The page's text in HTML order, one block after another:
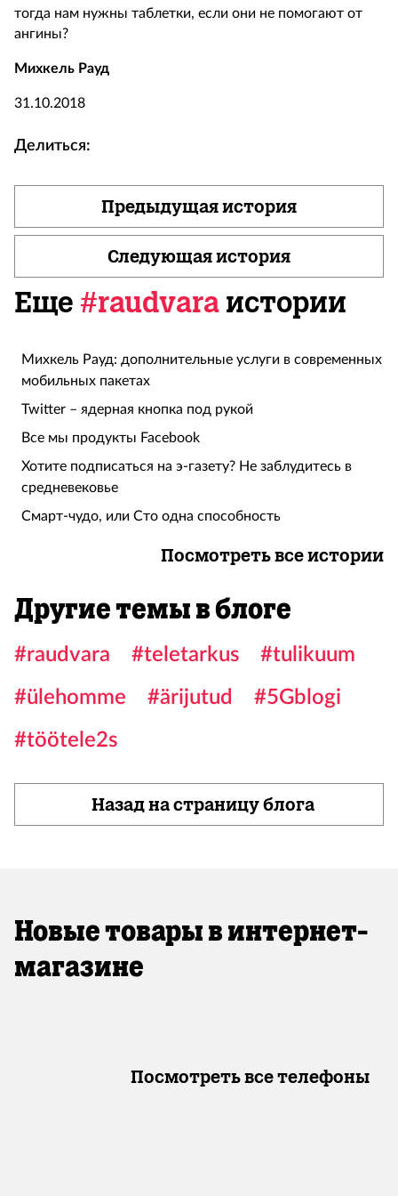
тогда нам нужны таблетки, если они не помогают от
ангины?
Михкель Рауд
31.10.2018
Делиться:
Предыдущая история
Следующая история
Еще #raudvara истории
Михкель Рауд: дополнительные услуги в современных
мобильных пакетах
Twitter – ядерная кнопка под рукой
Все мы продукты Facebook
Хотите подписаться на э-газету? Не заблудитесь в
средневековье
Смарт-чудо, или Сто одна способность
Посмотреть все истории
Другие темы в блоге
#raudvara #teletarkus
#tulikuum
#ülehomme
#ärijutud
#5Gblogi
#töötele2s
Назад на страницу блога
Новые товары в интернет-
магазине
Посмотреть все телефоны